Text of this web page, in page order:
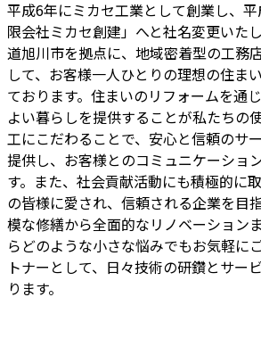
平成6年にミカセ工業として創業し、
限会社ミカセ創建」へと社名変更いた
道旭川市を拠点に、地域密着型の工務
して、お客様一人ひとりの理想の住ま
ております。住まいのリフォームを通
よい暮らしを提供することが私たちの
工にこだわることで、安心と信頼のサ
提供し、お客様とのコミュニケーショ
す。また、社会貢献活動にも積極的に
の皆様に愛され、信頼される企業を目
模な修繕から全面的なリノベーション
らどのような小さな悩みでもお気軽に
トナーとして、日々技術の研鑽とサー
ります。